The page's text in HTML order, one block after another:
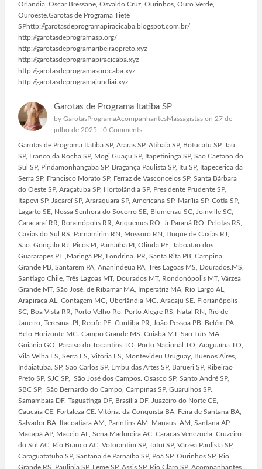
Orlandia, Oscar Bressane, Osvaldo Cruz, Ourinhos, Ouro Verde,
Ouroeste.Garotas de Programa Tietê
SPhttp://garotasdeprogramapiracicaba.blogspot.com.br/
http://garotasdeprogramasp.org/
http://garotasdeprogramaribeiraopreto.xyz
http://garotasdeprogramapiracicaba.xyz
http://garotasdeprogramasorocaba.xyz
http://garotasdeprogramajundiai.xyz
Garotas de Programa Itatiba SP
by GarotasProgramaAcompanhantesMassagistason 27 de
julho de 2025 - 0 Comments
Garotas de Programa Itatiba SP, Araras SP, Atibaia SP, Botucatu SP, Jaú
SP, Franco da Rocha SP, Mogi Guaçu SP, Itapetininga SP, São Caetano do
Sul SP, Pindamonhangaba SP, Bragança Paulista SP, Itu SP, Itapecerica da
Serra SP, Francisco Morato SP, Ferraz de Vasconcelos SP, Santa Bárbara
do Oeste SP, Araçatuba SP, Hortolândia SP, Presidente Prudente SP,
Itapevi SP, Jacareí SP, Araraquara SP, Americana SP, Marília SP, Cotia SP,
Lagarto SE, Nossa Senhora do Socorro SE, Blumenau SC, Joinville SC,
Caracaraí RR, Rorainópolis RR, Ariquemes RO, Ji-Paraná RO, Pelotas RS,
Caxias do Sul RS, Parnamirim RN, Mossoró RN, Duque de Caxias RJ,
São. Gonçalo RJ, Picos PI, Parnaíba PI, Olinda PE, Jaboatão dos
Guararapes PE ,Maringá PR, Londrina. PR, Santa Rita PB, Campina
Grande PB, Santarém PA, Ananindeua PA, Três Lagoas MS, Dourados.MS,
Santiago Chile, Três Lagoas MT, Dourados MT, Rondonópolis MT, Várzea
Grande MT, São José. de Ribamar MA, Imperatriz MA, Rio Largo AL,
Arapiraca AL, Contagem MG, Uberlândia MG. Aracaju SE. Florianópolis
SC, Boa Vista RR, Porto Velho Ro, Porto Alegre RS, Natal RN, Rio de
Janeiro, Teresina .PI, Recife PE, Curitiba PR, João Pessoa PB, Belém PA,
Belo Horizonte MG. Campo Grande MS. Cuiabá MT, São Luís MA,
Goiânia GO, Paraíso do Tocantins TO, Porto Nacional TO, Araguaína TO,
Vila Velha ES, Serra ES, Vitória ES, Montevideu Uruguay, Buenos Aires,
Indaiatuba. SP, São Carlos SP, Embu das Artes SP, Barueri SP, Ribeirão
Preto SP, SJC SP, São José dos Campos. Osasco SP, Santo André SP,
SBC SP, São Bernardo do Campo, Campinas SP, Guarulhos SP.
Samambaia DF, Taguatinga DF, Brasília DF, Juazeiro do Norte CE,
Caucaia CE, Fortaleza CE. Vitória. da Conquista BA, Feira de Santana BA,
Salvador BA, Itacoatiara AM, Parintins AM, Manaus. AM, Santana AP,
Macapá AP, Maceió AL, Sena.Madureira AC, Caracas Venezuela, Cruzeiro
do Sul AC, Rio Branco AC, Votorantim SP, Tatuí SP, Várzea Paulista SP,
Caraguatatuba SP, Santana de Parnaíba SP, Poá SP, Ourinhos SP, Rio
Grande RS, Paulinia SP, Leme SP, Assis SP, Rio Claro SP, Acompanhantes